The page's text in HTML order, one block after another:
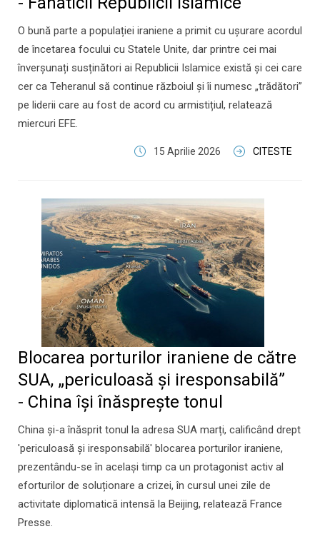
O bună parte a populației iraniene a primit cu ușurare acordul
de încetarea focului cu Statele Unite, dar printre cei mai
înverșunați susținători ai Republicii Islamice există și cei care
cer ca Teheranul să continue războiul și îi numesc „trădători”
pe liderii care au fost de acord cu armistițiul, relatează
miercuri EFE.
15 Aprilie 2026 CITESTE
Blocarea porturilor iraniene de către
SUA, „periculoasă și iresponsabilă”
- China își înăsprește tonul
China și-a înăsprit tonul la adresa SUA marți, calificând drept
'periculoasă și iresponsabilă' blocarea porturilor iraniene,
prezentându-se în același timp ca un protagonist activ al
eforturilor de soluționare a crizei, în cursul unei zile de
activitate diplomatică intensă la Beijing, relatează France
Presse.